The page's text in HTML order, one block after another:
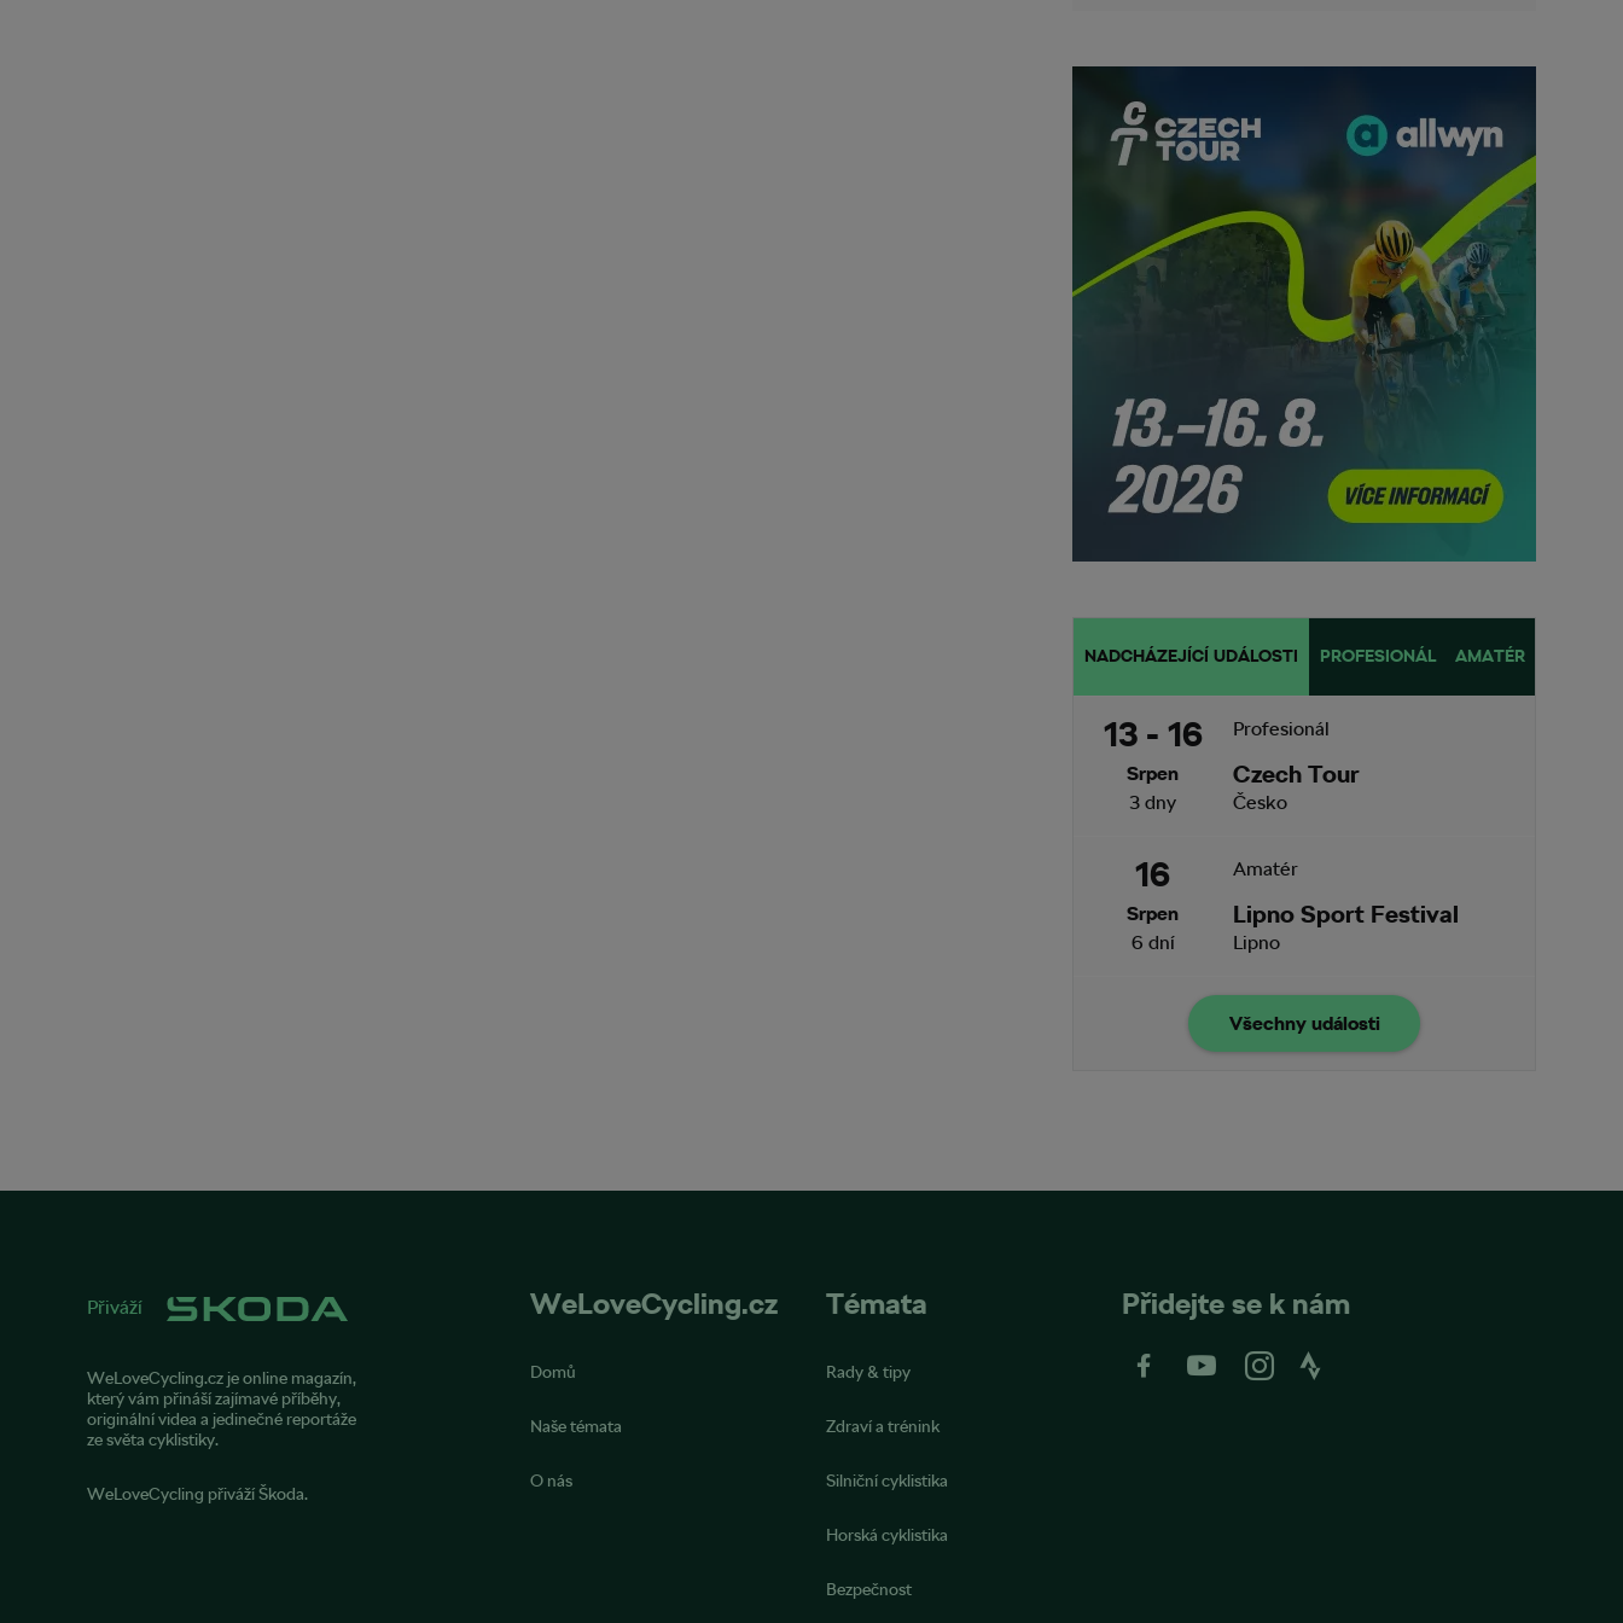
NADCHÁZEJÍCÍ UDÁLOSTI PROFESIONÁL AMATÉR
13 - 16
Srpen
3 dny
Profesionál
Czech Tour
Česko
16
Srpen
6 dní
Amatér
Lipno Sport Festival
Lipno
Všechny události
Přiváží
WeLoveCycling.cz je online magazín,
který vám přináší zajímavé příběhy,
originální videa a jedinečné reportáže
ze světa cyklistiky.
WeLoveCycling přiváží Škoda.
WeLoveCycling.cz
Domů
Naše témata
O nás
Témata
Rady & tipy
Zdraví a trénink
Silniční cyklistika
Horská cyklistika
Bezpečnost
Přidejte se k nám